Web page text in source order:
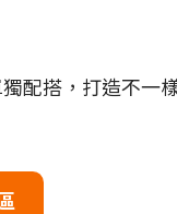
配搭，打造不一